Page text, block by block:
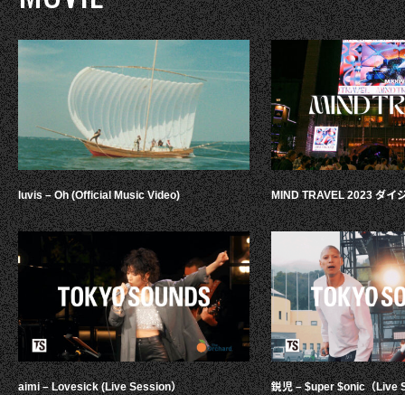
luvis – Oh (Official Music Video)
aimi – Lovesick (Live Session）
MIND TRAVEL 2023 ダイ
鋭児 – $uper $onic（Live